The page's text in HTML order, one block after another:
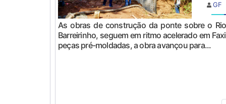
GF
As obras de construção da ponte sobre o
Barreirinho, seguem em ritmo acelerado em
peças pré-moldadas, a obra avançou para...